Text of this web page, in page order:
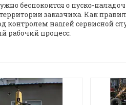
беспокоится о пуско-
заказчика. Как
контролем нашей сервисной
рабочий процесс.